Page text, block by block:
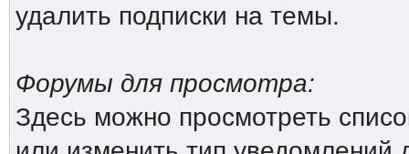
удалить подписки на темы.
Форумы для просмотра:
Здесь можно просмотреть